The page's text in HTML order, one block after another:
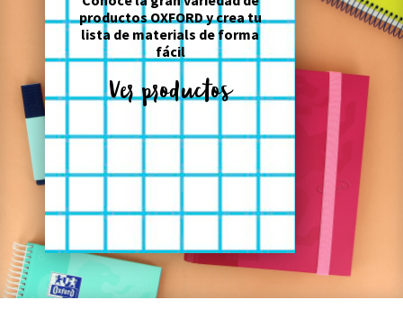
productos OXFORD y crea tu
lista de materials de forma
fácil
Ver productos